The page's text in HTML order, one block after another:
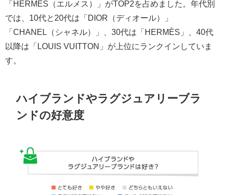
「HERMÈS（エルメス）」がTOP2を占めました。年代別
では、10代と20代は「DIOR（ディオール）」
「CHANEL（シャネル）」、30代は「HERMÈS」、40代
以降は「LOUIS VUITTON」が上位にランクインしていま
す。
ハイブランドやラグジュアリーブラ
ンドの好意度